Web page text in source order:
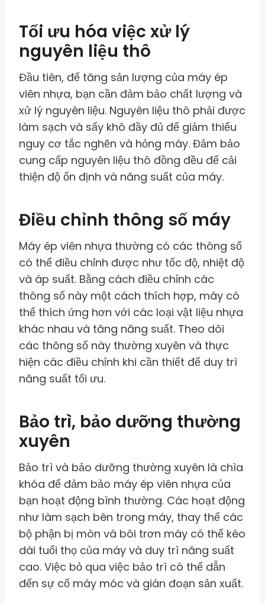
Tối ưu hóa việc xử lý
nguyên liệu thô
Đầu tiên, để tăng sản lượng của máy ép
viên nhựa, bạn cần đảm bảo chất lượng và
xử lý nguyên liệu. Nguyên liệu thô phải được
làm sạch và sấy khô đầy đủ để giảm thiểu
nguy cơ tắc nghẽn và hỏng máy. Đảm bảo
cung cấp nguyên liệu thô đồng đều để cải
thiện độ ổn định và năng suất của máy.
Điều chỉnh thông số máy
Máy ép viên nhựa thường có các thông số
có thể điều chỉnh được như tốc độ, nhiệt độ
và áp suất. Bằng cách điều chỉnh các
thông số này một cách thích hợp, máy có
thể thích ứng hơn với các loại vật liệu nhựa
khác nhau và tăng năng suất. Theo dõi
các thông số này thường xuyên và thực
hiện các điều chỉnh khi cần thiết để duy trì
năng suất tối ưu.
Bảo trì, bảo dưỡng thường
xuyên
Bảo trì và bảo dưỡng thường xuyên là chìa
khóa để đảm bảo máy ép viên nhựa của
bạn hoạt động bình thường. Các hoạt động
như làm sạch bên trong máy, thay thế các
bộ phận bị mòn và bôi trơn máy có thể kéo
dài tuổi thọ của máy và duy trì năng suất
cao. Việc bỏ qua việc bảo trì có thể dẫn
đến sự cố máy móc và gián đoạn sản xuất.